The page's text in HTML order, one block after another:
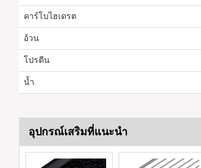
คาร์โบไฮเดรต
อ้วน
โปรตีน
น้ำ
อุปกรณ์เสริมที่แนะนำ